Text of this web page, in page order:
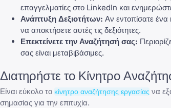
επαγγελματίες στο LinkedIn και
Ανάπτυξη Δεξιοτήτων: Αν εντοπίσατε
να αποκτήσετε αυτές τις δεξιότητες.
Επεκτείνετε την Αναζήτησή σας:
σας είναι μεταβιβάσιμες.
Διατηρήστε το Κίνητρο
Είναι εύκολο το κίνητρο αναζήτησης εργασίας να
σημασίας για την επιτυχία.